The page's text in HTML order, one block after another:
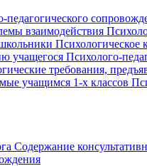
взаимодействия
Психологическое
учащегося Психолого-
требования,
учащимся 1-х классов
Содержание